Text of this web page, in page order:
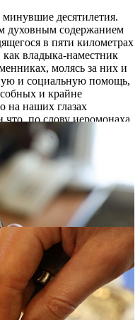
десятилетия.
духовным содержанием
в пяти километрах
владыка-наместник
молясь за них и
и социальную помощь,
и крайне
на наших глазах
по слову иеромонаха
по курсу –
Нина Ставицкая
снимки предоставлены
из открытого доступа